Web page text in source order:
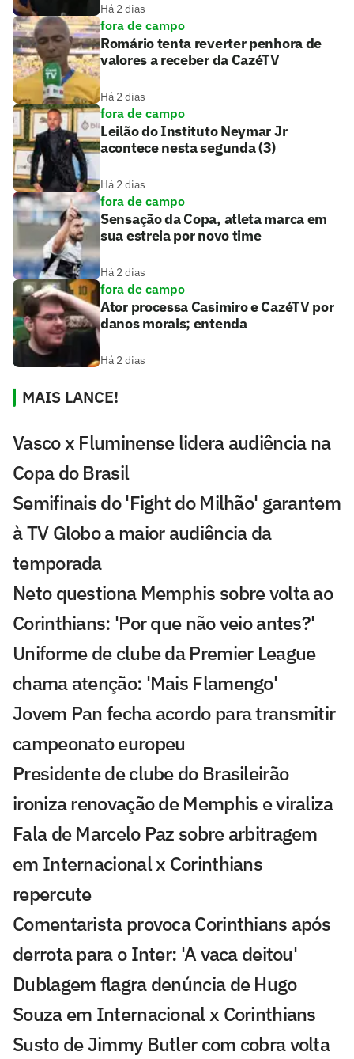
Há 2 dias
fora de campo
Romário tenta reverter penhora de
valores a receber da CazéTV
Há 2 dias
fora de campo
Leilão do Instituto Neymar Jr
acontece nesta segunda (3)
Há 2 dias
fora de campo
Sensação da Copa, atleta marca em
sua estreia por novo time
Há 2 dias
fora de campo
Ator processa Casimiro e CazéTV por
danos morais; entenda
Há 2 dias
MAIS LANCE!
Vasco x Fluminense lidera audiência na
Copa do Brasil
Semifinais do 'Fight do Milhão' garantem
à TV Globo a maior audiência da
temporada
Neto questiona Memphis sobre volta ao
Corinthians: 'Por que não veio antes?'
Uniforme de clube da Premier League
chama atenção: 'Mais Flamengo'
Jovem Pan fecha acordo para transmitir
campeonato europeu
Presidente de clube do Brasileirão
ironiza renovação de Memphis e viraliza
Fala de Marcelo Paz sobre arbitragem
em Internacional x Corinthians
repercute
Comentarista provoca Corinthians após
derrota para o Inter: 'A vaca deitou'
Dublagem flagra denúncia de Hugo
Souza em Internacional x Corinthians
Susto de Jimmy Butler com cobra volta